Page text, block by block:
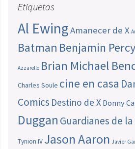
Etiquetas
Al EwingAmanecer de X
Batman Benjamin Percy
Azzarello Brian Michael
Charles Soule cine en casa
Comics Destino de X Donny
Duggan Guardianes de la
Tynion IV Jason Aaron Javier